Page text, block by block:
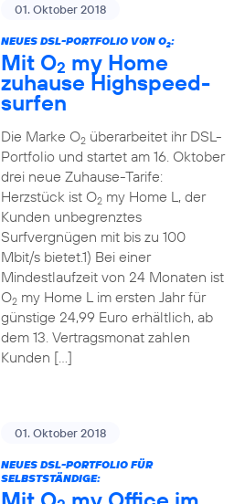
01. Oktober 2018
NEUES DSL-PORTFOLIO VON O2:
Mit O2 my Home
zuhause Highspeed-
surfen
Die Marke O2überarbeitet ihr DSL-
Portfolio und startet am 16. Oktober
drei neue Zuhause-Tarife:
Herzstück ist O2my Home L, der
Kunden unbegrenztes
Surfvergnügen mit bis zu 100
Mbit/s bietet.1) Bei einer
Mindestlaufzeit von 24 Monaten ist
O2my Home L im ersten Jahr für
günstige 24,99 Euro erhältlich, ab
dem 13. Vertragsmonat zahlen
Kunden […]
01. Oktober 2018
NEUES DSL-PORTFOLIO FÜR
SELBSTSTÄNDIGE: